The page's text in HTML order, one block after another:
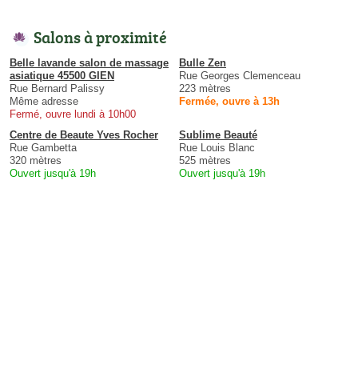
Salons à proximité
Belle lavande salon de massage
asiatique 45500 GIEN
Rue Bernard Palissy
Même adresse
Fermé, ouvre lundi à 10h00
Bulle Zen
Rue Georges Clemenceau
223 mètres
Fermée, ouvre à 13h
Centre de Beaute Yves Rocher
Rue Gambetta
320 mètres
Ouvert jusqu'à 19h
Sublime Beauté
Rue Louis Blanc
525 mètres
Ouvert jusqu'à 19h